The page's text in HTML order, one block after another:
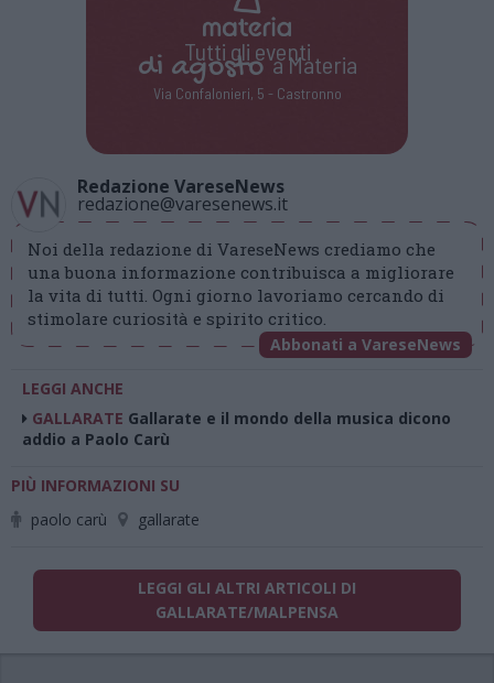
Tutti gli eventi
di agostoa Materia
Via Confalonieri, 5 - Castronno
Redazione VareseNews
redazione@varesenews.it
Noi della redazione di VareseNews crediamo che
una buona informazione contribuisca a migliorare
la vita di tutti. Ogni giorno lavoriamo cercando di
stimolare curiosità e spirito critico.
Abbonati a VareseNews
LEGGI ANCHE
GALLARATE Gallarate e il mondo della musica dicono
addio a Paolo Carù
PIÙ INFORMAZIONI SU
paolo carù
gallarate
LEGGI GLI ALTRI ARTICOLI DI
GALLARATE/MALPENSA